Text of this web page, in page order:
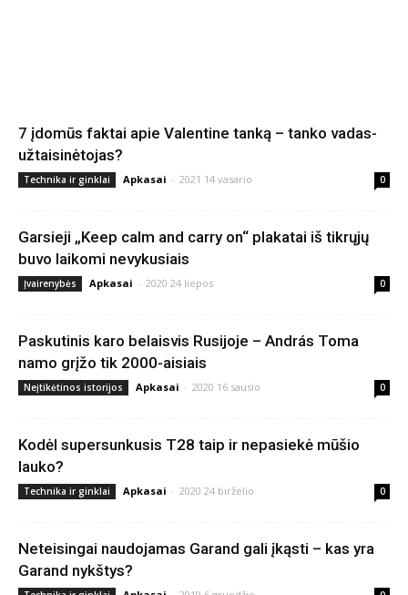
7 įdomūs faktai apie Valentine tanką – tanko vadas-
užtaisinėtojas?
Technika ir ginklai Apkasai - 2021 14 vasario 0
Garsieji „Keep calm and carry on“ plakatai iš tikrųjų
buvo laikomi nevykusiais
Įvairenybės Apkasai - 2020 24 liepos 0
Paskutinis karo belaisvis Rusijoje – András Toma
namo grįžo tik 2000-aisiais
Neįtikėtinos istorijos Apkasai - 2020 16 sausio 0
Kodėl supersunkusis T28 taip ir nepasiekė mūšio
lauko?
Technika ir ginklai Apkasai - 2020 24 birželio 0
Neteisingai naudojamas Garand gali įkąsti – kas yra
Garand nykštys?